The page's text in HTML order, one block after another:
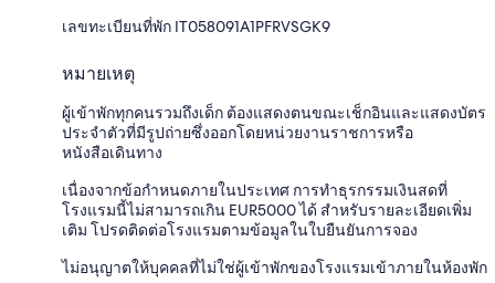
เลขทะเบียนที่พัก IT058091A1PFRVSGK9
หมายเหตุ
ผู้เข้าพักทุกคนรวมถึงเด็ก ต้องแสดงตนขณะเช็กอินและแสดงบัตร
ประจำตัวที่มีรูปถ่ายซึ่งออกโดยหน่วยงานราชการหรือ
หนังสือเดินทาง
เนื่องจากข้อกำหนดภายในประเทศ การทำธุรกรรมเงินสดที่
โรงแรมนี้ไม่สามารถเกิน EUR5000 ได้ สำหรับรายละเอียดเพิ่ม
เติม โปรดติดต่อโรงแรมตามข้อมูลในใบยืนยันการจอง
ไม่อนุญาตให้บุคคลที่ไม่ใช่ผู้เข้าพักของโรงแรมเข้าภายในห้องพัก